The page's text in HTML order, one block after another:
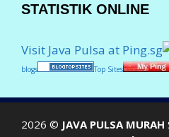
STATISTIK ONLINE
Visit Java Pulsa at Ping.sg
blogs
Top Sites
2026 © JAVA PULSA MURAH